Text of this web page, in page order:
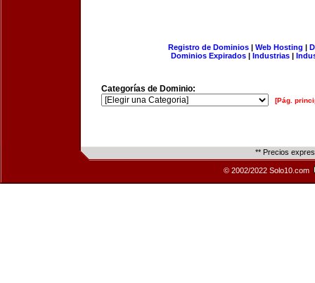
Registro de Dominios| Web Hosting |
Dominios Expirados | Industrias |
Categorías de Dominio:
[Pág.
** Precios
© 2002/2022 Solo10.com